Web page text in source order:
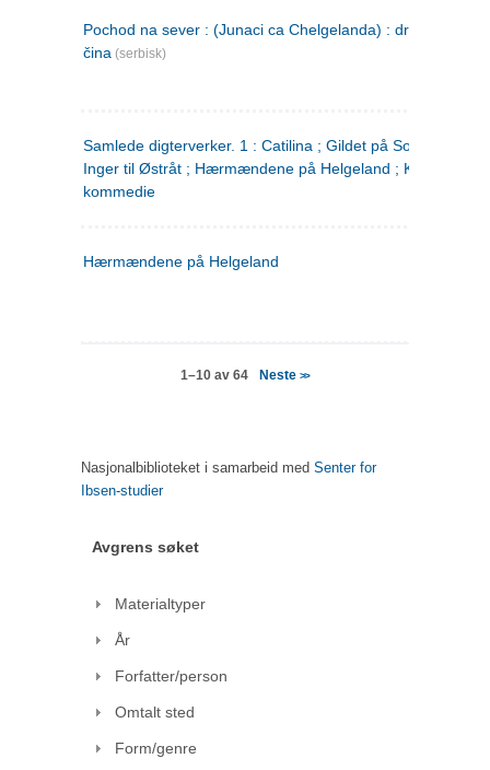
Pochod na sever : (Junaci ca Chelgelanda) : drama u četiri
čina (serbisk)
Samlede digterverker. 1 : Catilina ; Gildet på Solhaug ; Fru
Inger til Østråt ; Hærmændene på Helgeland ;
kommedie
Hærmændene på Helgeland
1–10 av 64 Neste>>
Nasjonalbiblioteket i samarbeid med Senter for
Ibsen-studier
Avgrens søket
Materialtyper
År
Forfatter/person
Omtalt sted
Form/genre